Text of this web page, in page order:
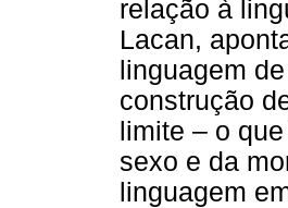
relação à
Lacan,
linguagem
construção
limite – o
sexo e da
linguagem